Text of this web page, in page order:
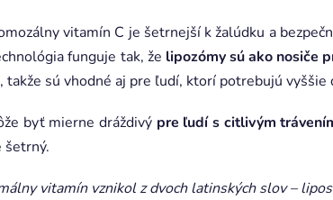
vitamín C je šetrnejší k žalúdku a
funguje tak, že lipozómy sú ako nosiče
takže sú vhodné aj pre ľudí, ktorí potrebujú vyššie
byť mierne dráždivý pre ľudí s citlivým
šetrný.
vitamín vznikol z dvoch latinských slov –